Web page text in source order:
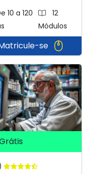
10 a 120
12
Módulos
se